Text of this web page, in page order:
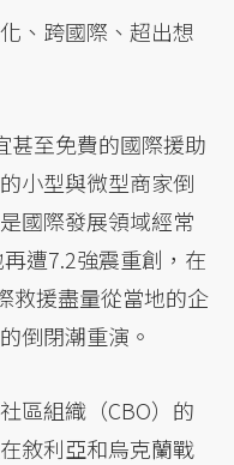
、跨國際、超出想
甚至免費的國際援助
小型與微型商家倒
國際發展領域經常
遭7.2強震重創，在
救援盡量從當地的企
倒閉潮重演。
區組織（CBO）的
敘利亞和烏克蘭戰